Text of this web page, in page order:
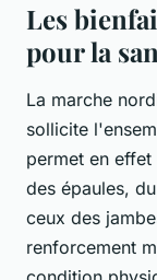
Les
pour la
La marche
sollicite
permet en
des épaules,
ceux des
renforcement